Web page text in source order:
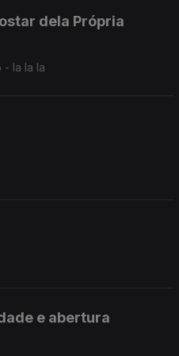
dela Própria
- la la la
e abertura